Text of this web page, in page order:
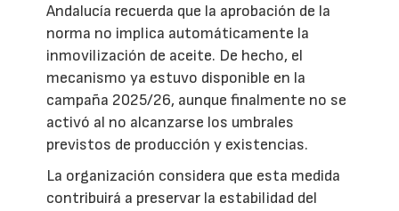
Andalucía recuerda que la aprobación de la
norma no implica automáticamente la
inmovilización de aceite. De hecho, el
mecanismo ya estuvo disponible en la
campaña 2025/26, aunque finalmente no se
activó al no alcanzarse los umbrales
previstos de producción y existencias.
La organización considera que esta medida
contribuirá a preservar la estabilidad del